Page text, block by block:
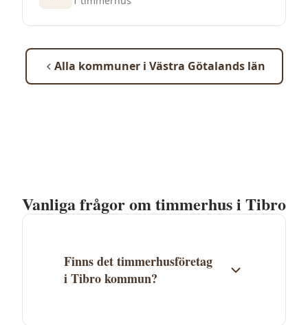
Alla kommuner i Västra Götalands län
Vanliga frågor om timmerhus i Tibro
Finns det timmerhusföretag
i Tibro kommun?